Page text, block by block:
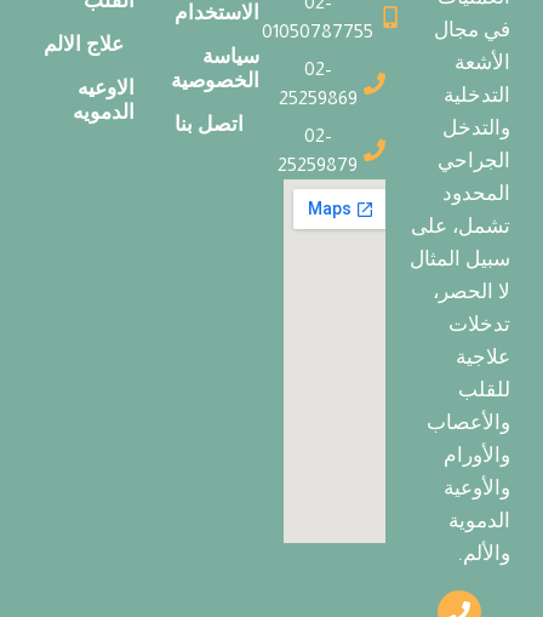
في مجال
الأشعة
التدخلية
والتدخل
الجراحي
المحدود
تشمل، على
سبيل المثال
لا الحصر،
تدخلات
علاجية
للقلب
والأعصاب
والأورام
والأوعية
الدموية
والألم.
الاستخدام
سياسة
الخصوصية
اتصل بنا
علاج الالم
الاوعيه
الدمويه
01050787755
02-
25259869
02-
25259879